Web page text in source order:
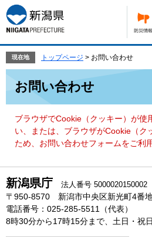
ー
ジ
の
頭
す。
ニ
ュ
ー
飛
て
現在地 トップページ > お問い合わせ
お問い合わせ
ブラウザでCookie（クッキー）が使
い、または、ブラウザがCookie（ク
ため、お問い合わせフォームをご利
新潟県庁 法人番号 5000020150002
〒950-8570 新潟市中央区新光町4番
電話番号：025-285-5511（代表）
8時30分から17時15分まで、土日・祝